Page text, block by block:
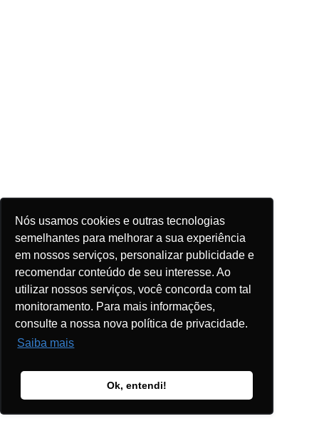
Nós usamos cookies e outras tecnologias
semelhantes para melhorar a sua experiência
em nossos serviços, personalizar publicidade e
recomendar conteúdo de seu interesse. Ao
utilizar nossos serviços, você concorda com tal
monitoramento. Para mais informações,
consulte a nossa nova política de privacidade.
Saiba mais
Ok, entendi!